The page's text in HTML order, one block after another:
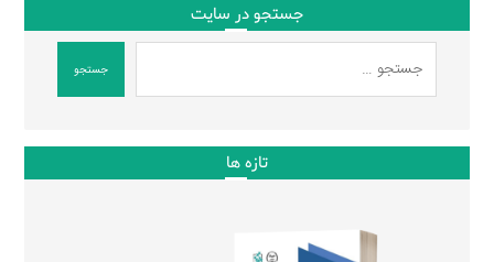
جستجو در سایت
جستجو
تازه ها